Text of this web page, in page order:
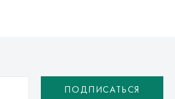
ПОДПИСАТЬСЯ